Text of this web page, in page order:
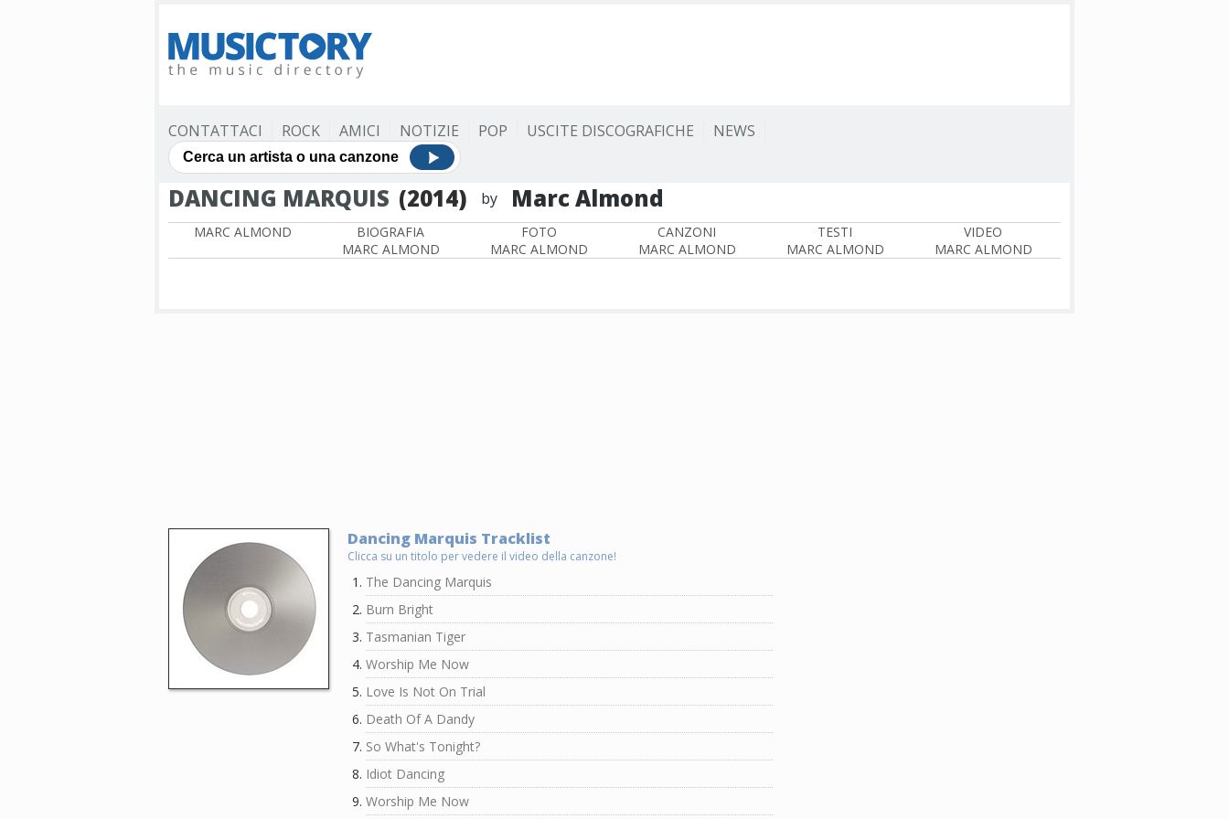
CONTATTACI ROCK AMICI NOTIZIE POP USCITE DISCOGRAFICHE NEWS
DANCING MARQUIS (2014) by Marc Almond
MARC ALMOND
BIOGRAFIA
MARC ALMOND
FOTO
MARC ALMOND
CANZONI
MARC ALMOND
TESTI
MARC ALMOND
VIDEO
MARC ALMOND
Dancing Marquis Tracklist
Clicca su un titolo per vedere il video della canzone!
The Dancing Marquis
Burn Bright
Tasmanian Tiger
Worship Me Now
Love Is Not On Trial
Death Of A Dandy
So What's Tonight?
Idiot Dancing
Worship Me Now